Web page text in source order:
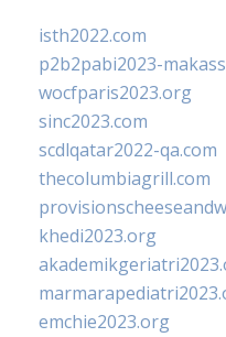
isth2022.com
p2b2pabi2023-
wocfparis2023.org
sinc2023.com
scdlqatar2022-qa.com
thecolumbiagrill.com
khedi2023.org
emchie2023.org